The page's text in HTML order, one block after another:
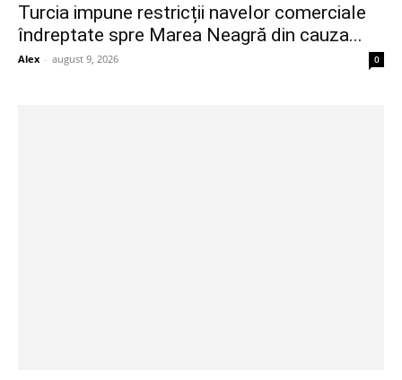
Turcia impune restricții navelor comerciale
îndreptate spre Marea Neagră din cauza...
Alex - august 9, 2026 0